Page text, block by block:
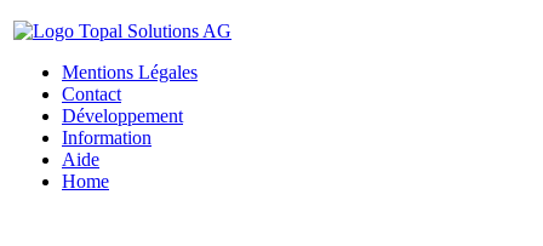
Mentions Légales
Contact
Développement
Information
Aide
Home